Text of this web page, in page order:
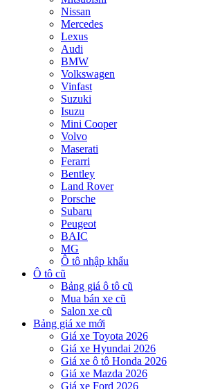
Nissan
Mercedes
Lexus
Audi
BMW
Volkswagen
Vinfast
Suzuki
Isuzu
Mini Cooper
Volvo
Maserati
Ferarri
Bentley
Land Rover
Porsche
Subaru
Peugeot
BAIC
MG
Ô tô nhập khẩu
Ô tô cũ
Bảng giá ô tô cũ
Mua bán xe cũ
Salon xe cũ
Bảng giá xe mới
Giá xe Toyota 2026
Giá xe Hyundai 2026
Giá xe ô tô Honda 2026
Giá xe Mazda 2026
Giá xe Ford 2026